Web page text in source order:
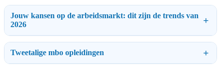
Jouw kansen op de arbeidsmarkt: dit zijn de trends van
2026
Tweetalige mbo opleidingen